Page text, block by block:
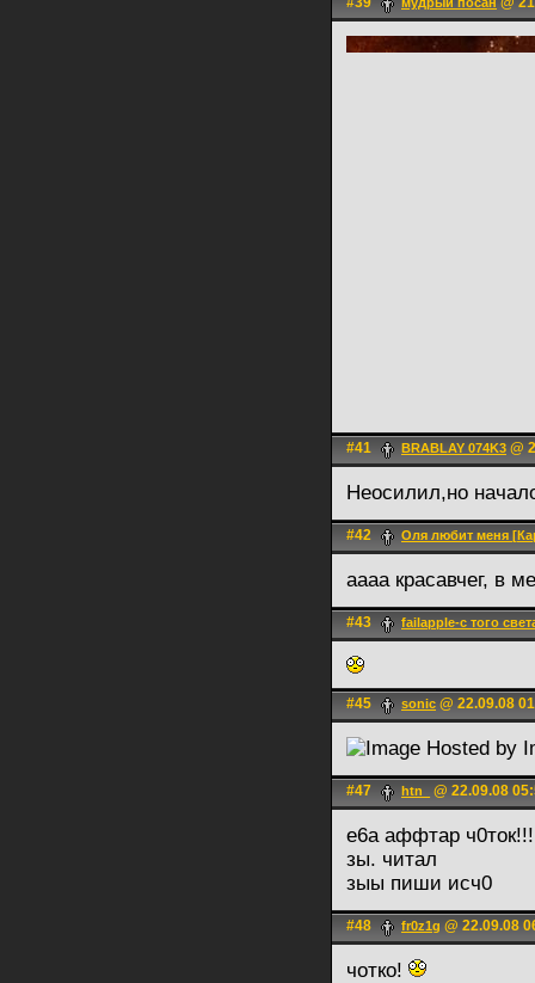
#41 BRABLAY 074K3 @
Неосилил,но
#42 Оля любит меня
аааа красавчег, в
#43 failapple-с того
#45 sonic @ 22.09.08
#47 htn_ @ 22.09.08
е6а аффтар
зы. читал
зыы пиши исч0
#48 fr0z1g @ 22.09.08
чотко!